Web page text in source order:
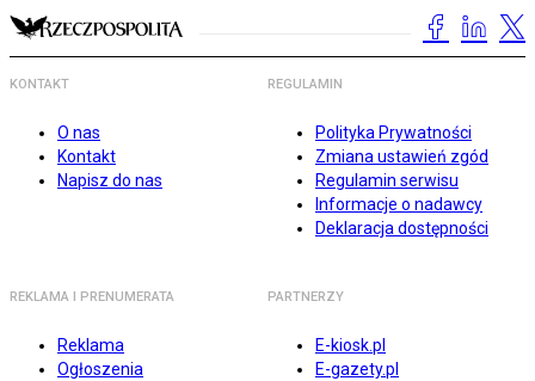
KONTAKT
O nas
Kontakt
Napisz do nas
REGULAMIN
Polityka Prywatności
Zmiana ustawień zgód
Regulamin serwisu
Informacje o nadawcy
Deklaracja dostępności
REKLAMA I PRENUMERATA
Reklama
Ogłoszenia
PARTNERZY
E-kiosk.pl
E-gazety.pl